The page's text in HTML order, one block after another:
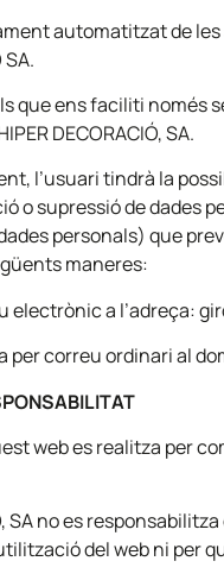
automatitzat de
SA.
que ens faciliti
DECORACIÓ, SA.
l’usuari tindrà la
o supressió de dades
personals) que
maneres:
electrònic a l’adreça:
per correu ordinari al
web es realitza per
SA no es
del web ni per